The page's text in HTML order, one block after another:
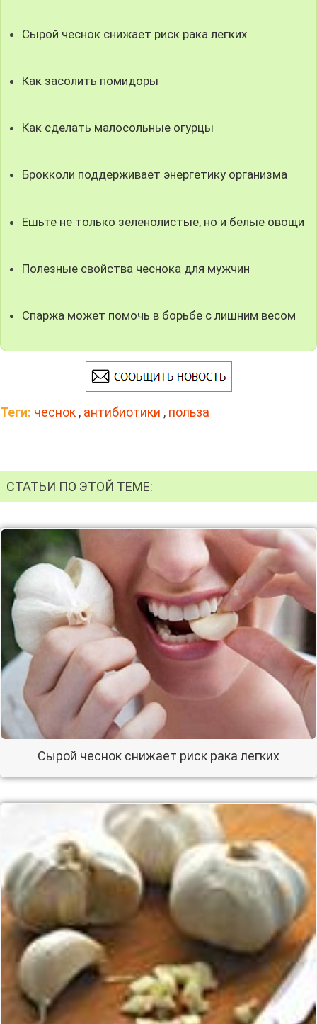
Сырой чеснок снижает риск рака легких
Как засолить помидоры
Как сделать малосольные огурцы
Брокколи поддерживает энергетику организма
Ешьте не только зеленолистые, но и белые овощи
Полезные свойства чеснока для мужчин
Спаржа может помочь в борьбе с лишним весом
Теги: чеснок , антибиотики , польза
СТАТЬИ ПО ЭТОЙ ТЕМЕ:
Сырой чеснок снижает риск рака легких